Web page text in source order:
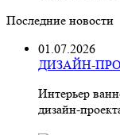
Последние новости
01.07.2026
ДИЗАЙН-
Интерьер